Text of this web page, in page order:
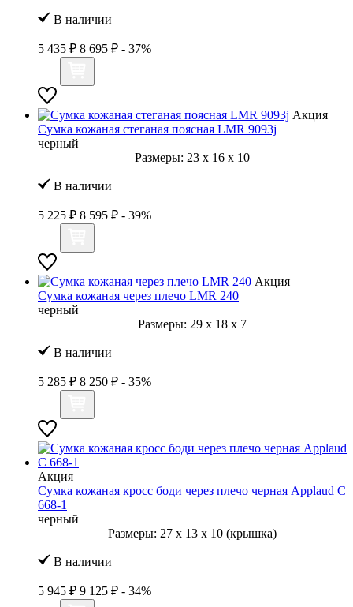
В наличии
5 435 ₽ 8 695 ₽ - 37%
Акция
Сумка кожаная стеганая поясная LMR 9093j
черный
Размеры: 23 x 16 x 10
В наличии
5 225 ₽ 8 595 ₽ - 39%
Акция
Сумка кожаная через плечо LMR 240
черный
Размеры: 29 x 18 x 7
В наличии
5 285 ₽ 8 250 ₽ - 35%
Акция
Сумка кожаная кросс боди через плечо черная Applaud С
668-1
черный
Размеры: 27 x 13 x 10 (крышка)
В наличии
5 945 ₽ 9 125 ₽ - 34%